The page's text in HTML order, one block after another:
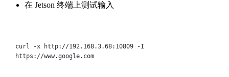
在 Jetson 终端上测试输入
curl -x http://192.168.3.68:10809
-I
https://www.google.com